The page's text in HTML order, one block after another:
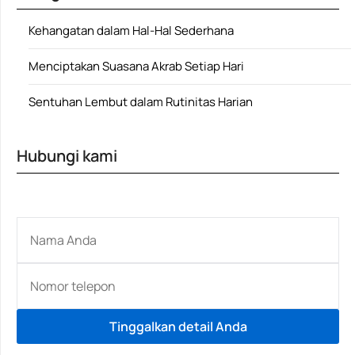
Kehangatan dalam Hal-Hal Sederhana
Menciptakan Suasana Akrab Setiap Hari
Sentuhan Lembut dalam Rutinitas Harian
Hubungi kami